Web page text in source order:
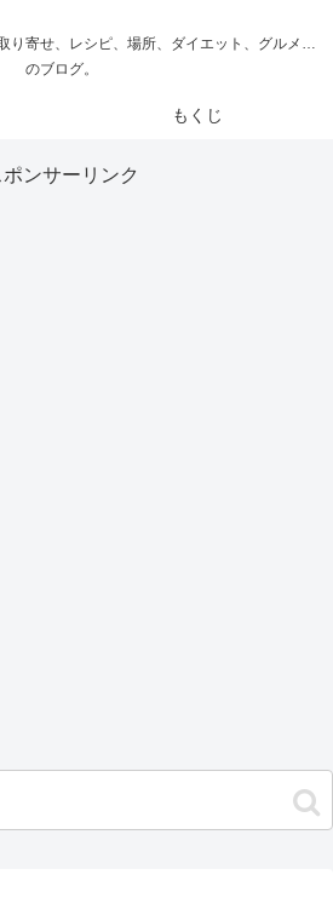
り寄せ、レシピ、場所、ダイエット、グルメ…
のブログ。
もくじ
ポンサーリンク